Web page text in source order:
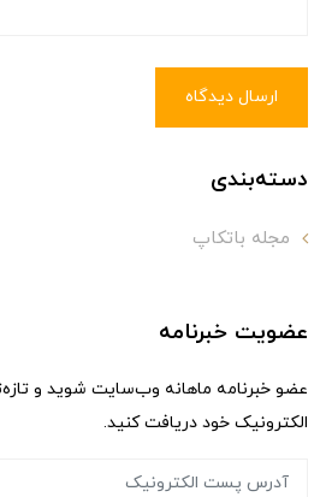
ارسال دیدگاه
دسته‌بندی
مجله باتکاپ
عضویت خبرنامه
عضو خبرنامه ماهانه وب‌سایت شوید و
الکترونیک خود دریافت کنید.